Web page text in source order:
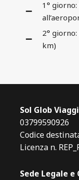
1°
2°
km)
Sol Glob
03799590926
Codice
Licenza n.
Sede Legale